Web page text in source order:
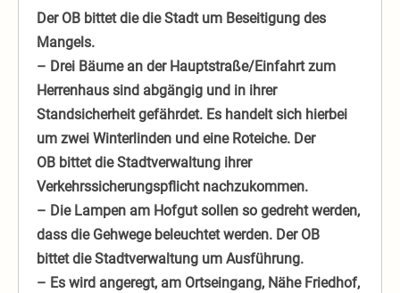
Der OB bittet die die Stadt um Beseitigung des
Mangels.
– Drei Bäume an der Hauptstraße/Einfahrt zum
Herrenhaus sind abgängig und in ihrer
Standsicherheit gefährdet. Es handelt sich hierbei
um zwei Winterlinden und eine Roteiche. Der
OB bittet die Stadtverwaltung ihrer
Verkehrssicherungspflicht nachzukommen.
– Die Lampen am Hofgut sollen so gedreht werden,
dass die Gehwege beleuchtet werden. Der OB
bittet die Stadtverwaltung um Ausführung.
– Es wird angeregt, am Ortseingang, Nähe Friedhof,